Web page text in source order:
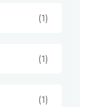
(1)
(1)
(1)